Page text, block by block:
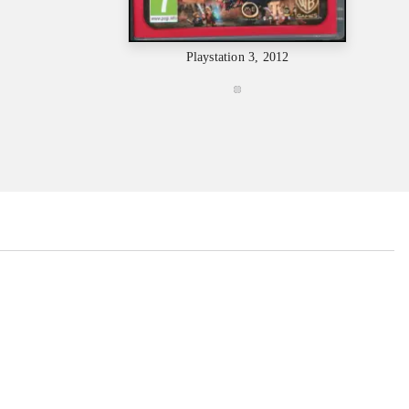
Playstation 3, 2012